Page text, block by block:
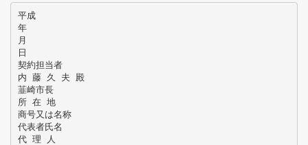
平成
年
月
日
契約担当者
内 藤 久 夫 殿
韮崎市長
所 在 地
商号又は名称
代表者氏名
代 理 人